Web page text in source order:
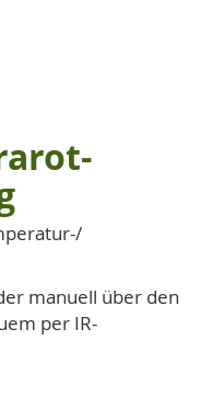
manuell über den
per IR-